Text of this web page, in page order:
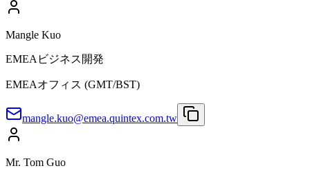
Mangle Kuo
EMEAビジネス開発
EMEAオフィス (GMT/BST)
mangle.kuo@emea.quintex.com.tw
Mr. Tom Guo